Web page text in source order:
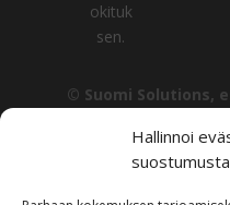
Hallinnoi
suostumusta
okituk
sen.
© Suomi Solutions,
Tämän sivuston sisältö,
muu materiaali, on
toisin mainita. Sisällön